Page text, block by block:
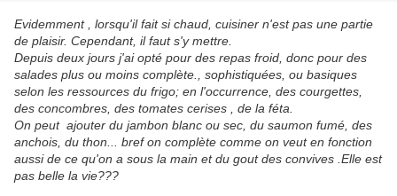
Evidemment , lorsqu'il fait si chaud, cuisiner n'est pas une partie
de plaisir. Cependant, il faut s'y mettre.
Depuis deux jours j'ai opté pour des repas froid, donc pour des
salades plus ou moins complète., sophistiquées, ou basiques
selon les ressources du frigo; en l'occurrence, des courgettes,
des concombres, des tomates cerises , de la féta.
On peut ajouter du jambon blanc ou sec, du saumon fumé, des
anchois, du thon... bref on complète comme on veut en fonction
aussi de ce qu'on a sous la main et du gout des convives .Elle est
pas belle la vie???